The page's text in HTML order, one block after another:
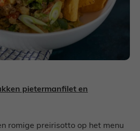
pietermanfilet en
romige preirisotto op het menu